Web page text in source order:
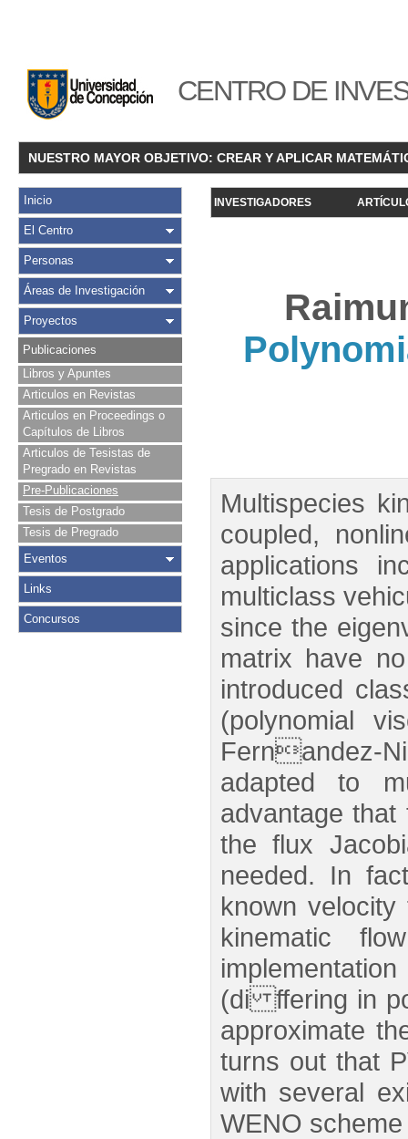
CENTRO DE
NUESTRO MAYOR OBJETIVO: CREAR Y APLICAR
Inicio
El Centro
Personas
Áreas de Investigación
Proyectos
Publicaciones
Libros y Apuntes
Articulos en Revistas
Articulos en Proceedings o
Capítulos de Libros
Articulos de Tesistas de
Pregrado en Revistas
Pre-Publicaciones
Tesis de Postgrado
Tesis de Pregrado
Eventos
Links
Concursos
INVESTIGADORES
Multispecies
coupled,
applications
multiclass
since the
matrix have
introduced
(polynomial
Fernandez-
adapted to
advantage
the flux
needed. In
known
kinematic
(di ffering in
approximate
turns out that
with several
WENO